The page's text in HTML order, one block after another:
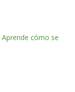
Aprende cómo se